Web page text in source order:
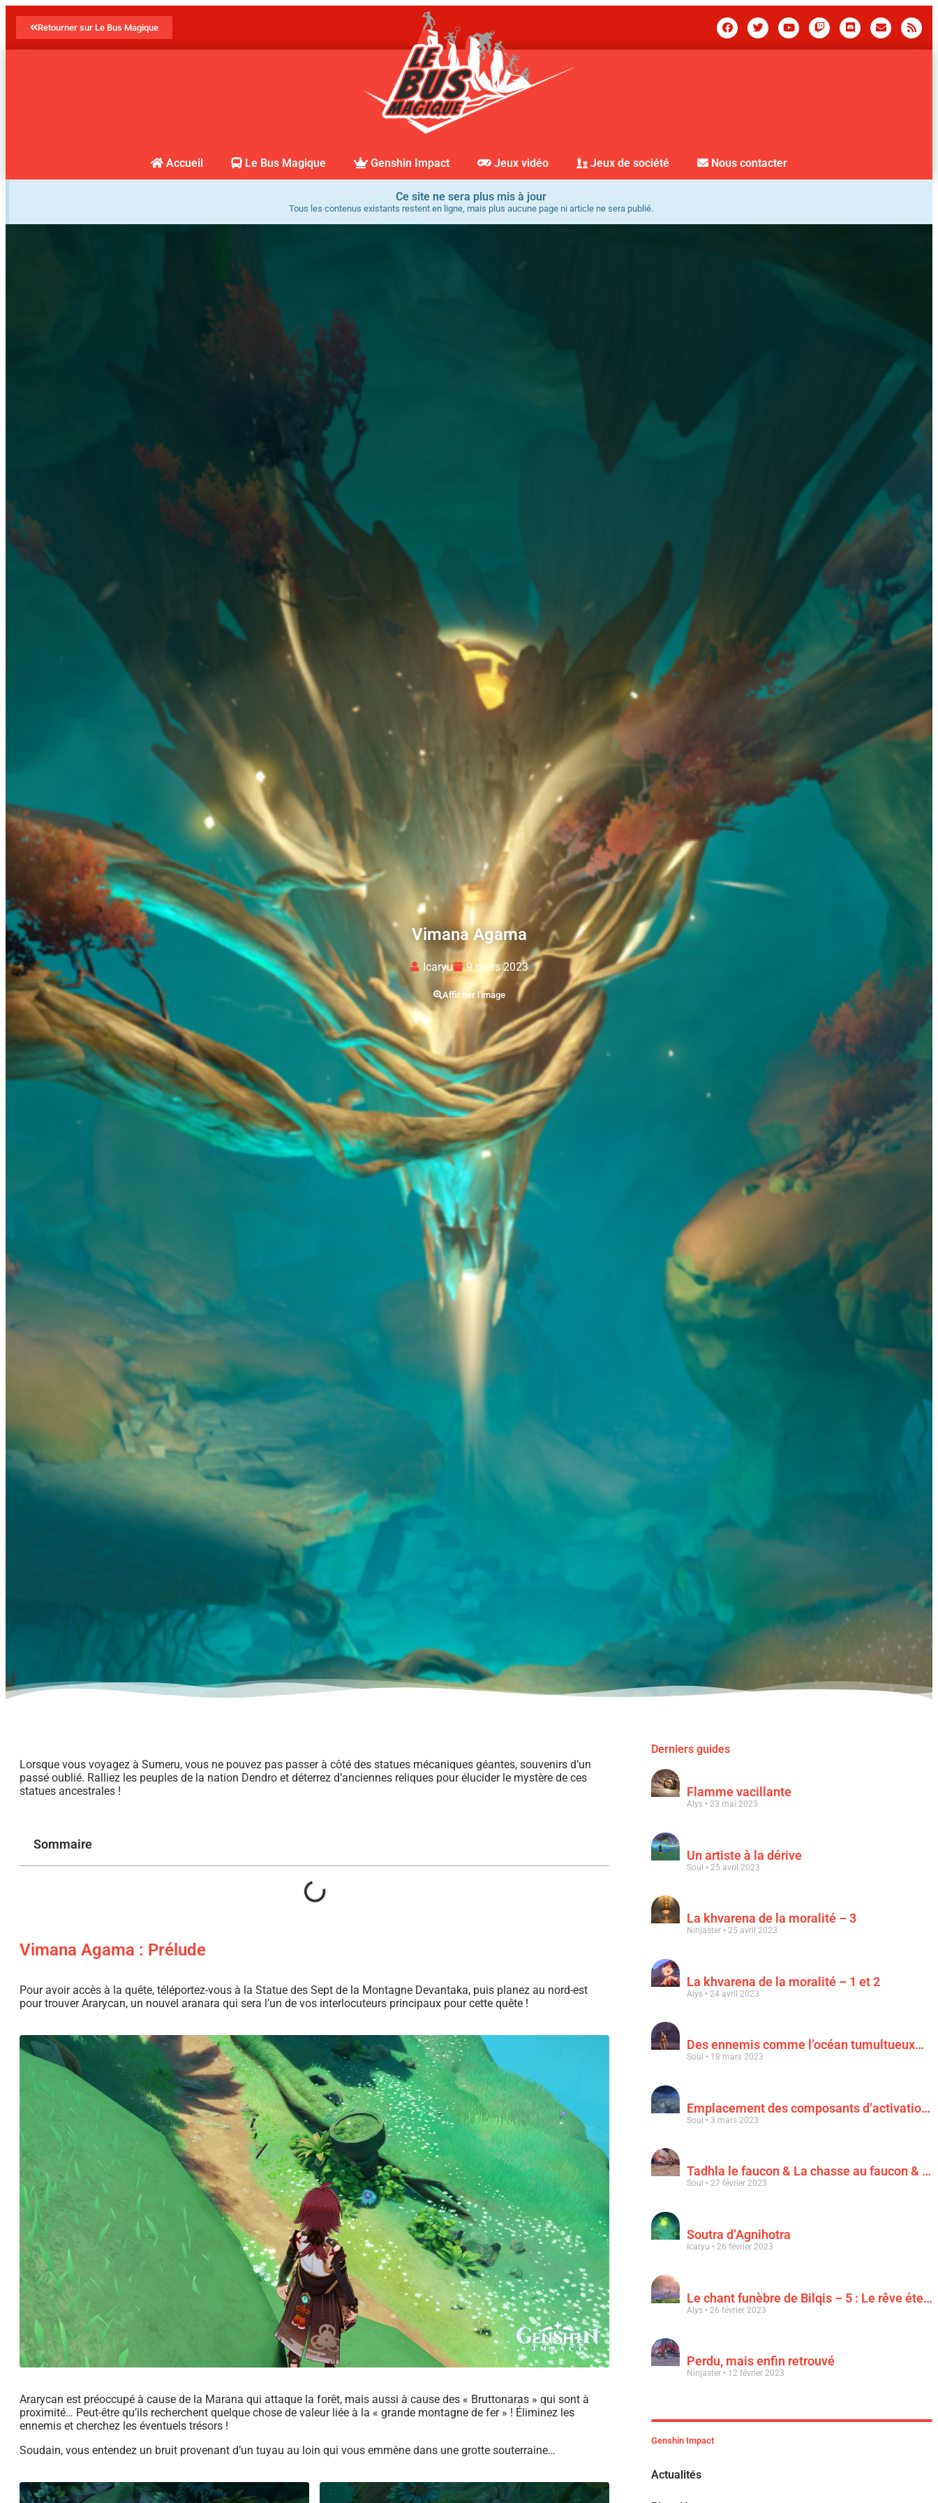
Retourner sur Le Bus Magique
Accueil Le Bus Magique Genshin Impact Jeux vidéo Jeux de société Nous contacter
Ce site ne sera plus mis à jour
Tous les contenus existants restent en ligne, mais plus aucune page ni article ne sera publié.
Vimana Agama
Icaryu 9 mars 2023
Afficher l'image
Lorsque vous voyagez à Sumeru, vous ne pouvez pas passer à côté des statues mécaniques géantes, souvenirs d’un
passé oublié. Ralliez les peuples de la nation Dendro et déterrez d’anciennes reliques pour élucider le mystère de ces
statues ancestrales !
Sommaire
Vimana Agama : Prélude
Pour avoir accès à la quête, téléportez-vous à la Statue des Sept de la Montagne Devantaka, puis planez au nord-est
pour trouver Ararycan, un nouvel aranara qui sera l’un de vos interlocuteurs principaux pour cette quête !
Ararycan est préoccupé à cause de la Marana qui attaque la forêt, mais aussi à cause des « Bruttonaras » qui sont à
proximité… Peut-être qu’ils recherchent quelque chose de valeur liée à la « grande montagne de fer » ! Éliminez les
ennemis et cherchez les éventuels trésors !
Soudain, vous entendez un bruit provenant d’un tuyau au loin qui vous emmène dans une grotte souterraine…
Derniers guides
Flamme vacillante
Alys 23 mai 2023
Un artiste à la dérive
Soul 25 avril 2023
La khvarena de la moralité – 3
Ninjaster 25 avril 2023
La khvarena de la moralité – 1 et 2
Alys 24 avril 2023
Des ennemis comme l’océan tumultueux…
Soul 18 mars 2023
Emplacement des composants d’activation & « Au clair de la lune rouge sang »
Soul 3 mars 2023
Tadhla le faucon & La chasse au faucon & Le faucon déchu
Soul 27 février 2023
Soutra d’Agnihotra
Icaryu 26 février 2023
Le chant funèbre de Bilqis – 5 : Le rêve éternel d’une luxuriance épanouie
Alys 26 février 2023
Perdu, mais enfin retrouvé
Ninjaster 12 février 2023
Genshin Impact
Actualités